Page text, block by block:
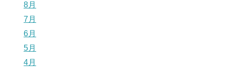
8月
7月
6月
5月
4月